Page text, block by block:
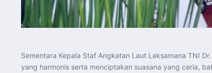
Sementara Kepala Staf Angkatan Laut Laksamana TNI
yang harmonis serta menciptakan suasana yang ceria,